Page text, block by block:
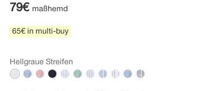
79€ maßhemd
65€ in multi-buy
Hellgraue Streifen